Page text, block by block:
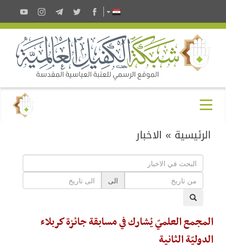
الرئيسية » الاخبار
الى
المجمع العلميّ يُشارك في مسابقة جائزة كربلاء
الدوليّة الثانية